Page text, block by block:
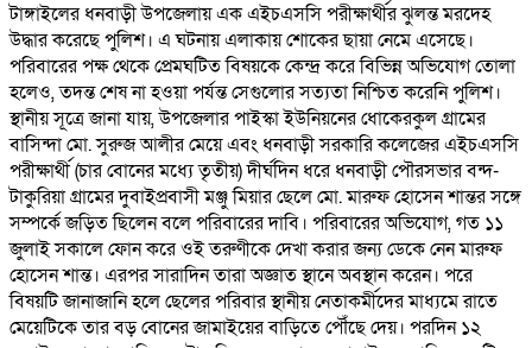
টাঙ্গাইলের ধনবাড়ী উপজেলায় এক এইচএসসি পরীক্ষার্থীর ঝুলন্ত মরদেহ
উদ্ধার করেছে পুলিশ। এ ঘটনায় এলাকায় শোকের ছায়া নেমে এসেছে।
পরিবারের পক্ষ থেকে প্রেমঘটিত বিষয়কে কেন্দ্র করে বিভিন্ন অভিযোগ তোলা
হলেও, তদন্ত শেষ না হওয়া পর্যন্ত সেগুলোর সত্যতা নিশ্চিত করেনি পুলিশ।
স্থানীয় সূত্রে জানা যায়, উপজেলার পাইস্কা ইউনিয়নের ধোকেরকুল গ্রামের
বাসিন্দা মো. সুরুজ আলীর মেয়ে এবং ধনবাড়ী সরকারি কলেজের এইচএসসি
পরীক্ষার্থী (চার বোনের মধ্যে তৃতীয়) দীর্ঘদিন ধরে ধনবাড়ী পৌরসভার বন্দ-
টাকুরিয়া গ্রামের দুবাইপ্রবাসী মঞ্জু মিয়ার ছেলে মো. মারুফ হোসেন শান্তর সঙ্গে
সম্পর্কে জড়িত ছিলেন বলে পরিবারের দাবি। পরিবারের অভিযোগ, গত ১১
জুলাই সকালে ফোন করে ওই তরুণীকে দেখা করার জন্য ডেকে নেন মারুফ
হোসেন শান্ত। এরপর সারাদিন তারা অজ্ঞাত স্থানে অবস্থান করেন। পরে
বিষয়টি জানাজানি হলে ছেলের পরিবার স্থানীয় নেতাকর্মীদের মাধ্যমে রাতে
মেয়েটিকে তার বড় বোনের জামাইয়ের বাড়িতে পৌঁছে দেয়। পরদিন ১২